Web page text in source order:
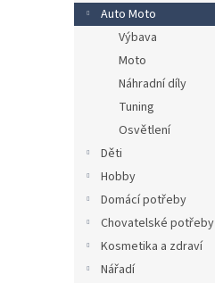
n
e
Auto Moto
Výbava
Moto
Náhradní díly
Tuning
Osvětlení
Děti
Hobby
Domácí potřeby
Chovatelské potřeby
Kosmetika a zdraví
Nářadí